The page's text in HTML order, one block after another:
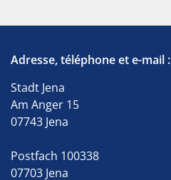
Adresse, téléphone et e-mail :
Stadt Jena
Am Anger 15
07743 Jena
Postfach 100338
07703 Jena